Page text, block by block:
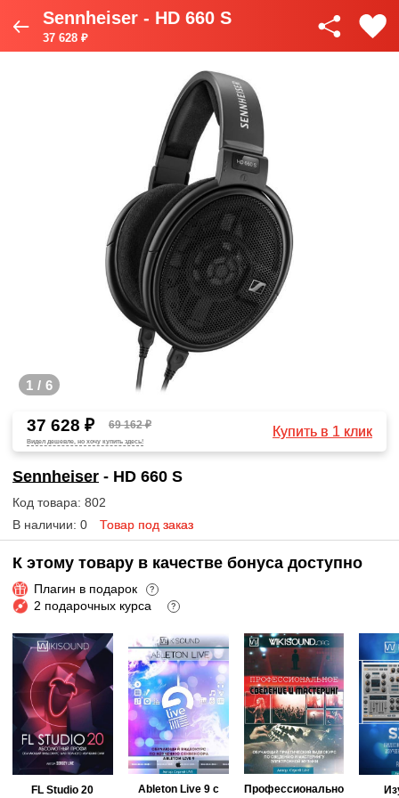
Sennheiser - HD 660 S
37 628 ₽
1 / 6
37 628 ₽ 69 162 ₽
Видел дешевле, но хочу купить здесь!
Купить в 1 клик
Sennheiser - HD 660 S
Код товара: 802
В наличии: 0
Товар под заказ
К этому товару в качестве бонуса доступно
Плагин в подарок ?
2 подарочных курса ?
FL Studio 20
Ableton Live 9 с
Профессионально